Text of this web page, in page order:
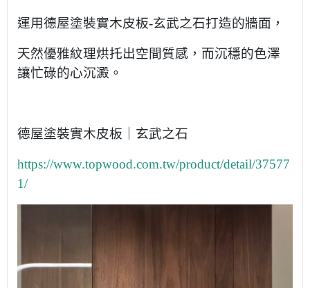
運用德屋塗裝實木皮板-玄武之石打造的牆面，
天然優雅紋理烘托出空間質感，而沉穩的色澤
讓忙碌的心沉澱。
德屋塗裝實木皮板｜玄武之石
https://www.topwood.com.tw/product/detail/37577
1/